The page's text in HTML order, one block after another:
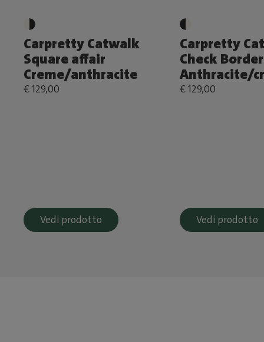
Carpretty Catwalk
Square affair
Creme/anthracite
€ 129,00
Vedi prodotto
Carpretty
Check Border
Anthracite/
€ 129,00
Vedi prodotto